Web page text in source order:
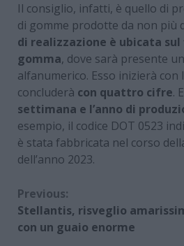
Il consiglio, infatti, è quello di
di gomme prodotte da non più
di realizzazione è ubicata sul
gomma, dove sarà presente
alfanumerico. Esso inizierà con
concluderà con quattro cifre.
settimana e l’anno di
esempio, il codice DOT 0523
è stata fabbricata nel corso
dell’anno 2023.
Continue
Reading
Previous:
Stellantis, risveglio
con un guaio enorme